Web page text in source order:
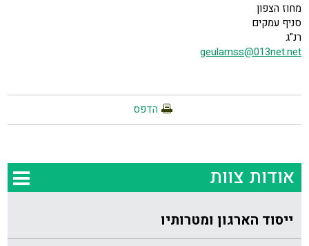
מחוז הצפון
סניף עמקים
רנ"ג
geulamss@013net.net
הדפס
אודות צוות
ייסוד הארגון ומטרותיו